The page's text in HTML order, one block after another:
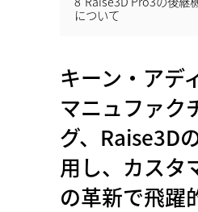
について
キーン・アデ
マニュファク
グ、Raise3D
用し、カスタ
の革新で飛躍